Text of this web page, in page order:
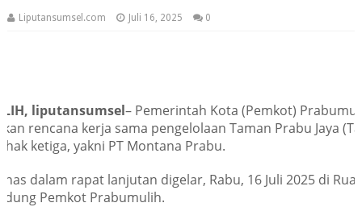
Liputansumsel.com Juli 16, 2025 0
liputansumsel– Pemerintah Kota (Pemkot)
rencana kerja sama pengelolaan Taman Prabu Jaya
ketiga, yakni PT Montana Prabu.
dalam rapat lanjutan digelar, Rabu, 16 Juli 2025 di
Pemkot Prabumulih.